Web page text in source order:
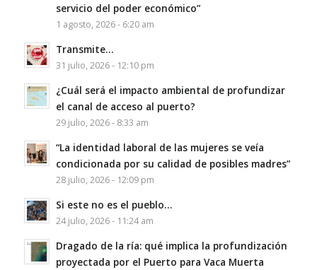
servicio del poder económico”
1 agosto, 2026 - 6:20 am
Transmite…
31 julio, 2026 - 12:10 pm
¿Cuál será el impacto ambiental de profundizar
el canal de acceso al puerto?
29 julio, 2026 - 8:33 am
“La identidad laboral de las mujeres se veía
condicionada por su calidad de posibles madres”
28 julio, 2026 - 12:09 pm
Si este no es el pueblo…
24 julio, 2026 - 11:24 am
Dragado de la ría: qué implica la profundización
proyectada por el Puerto para Vaca Muerta